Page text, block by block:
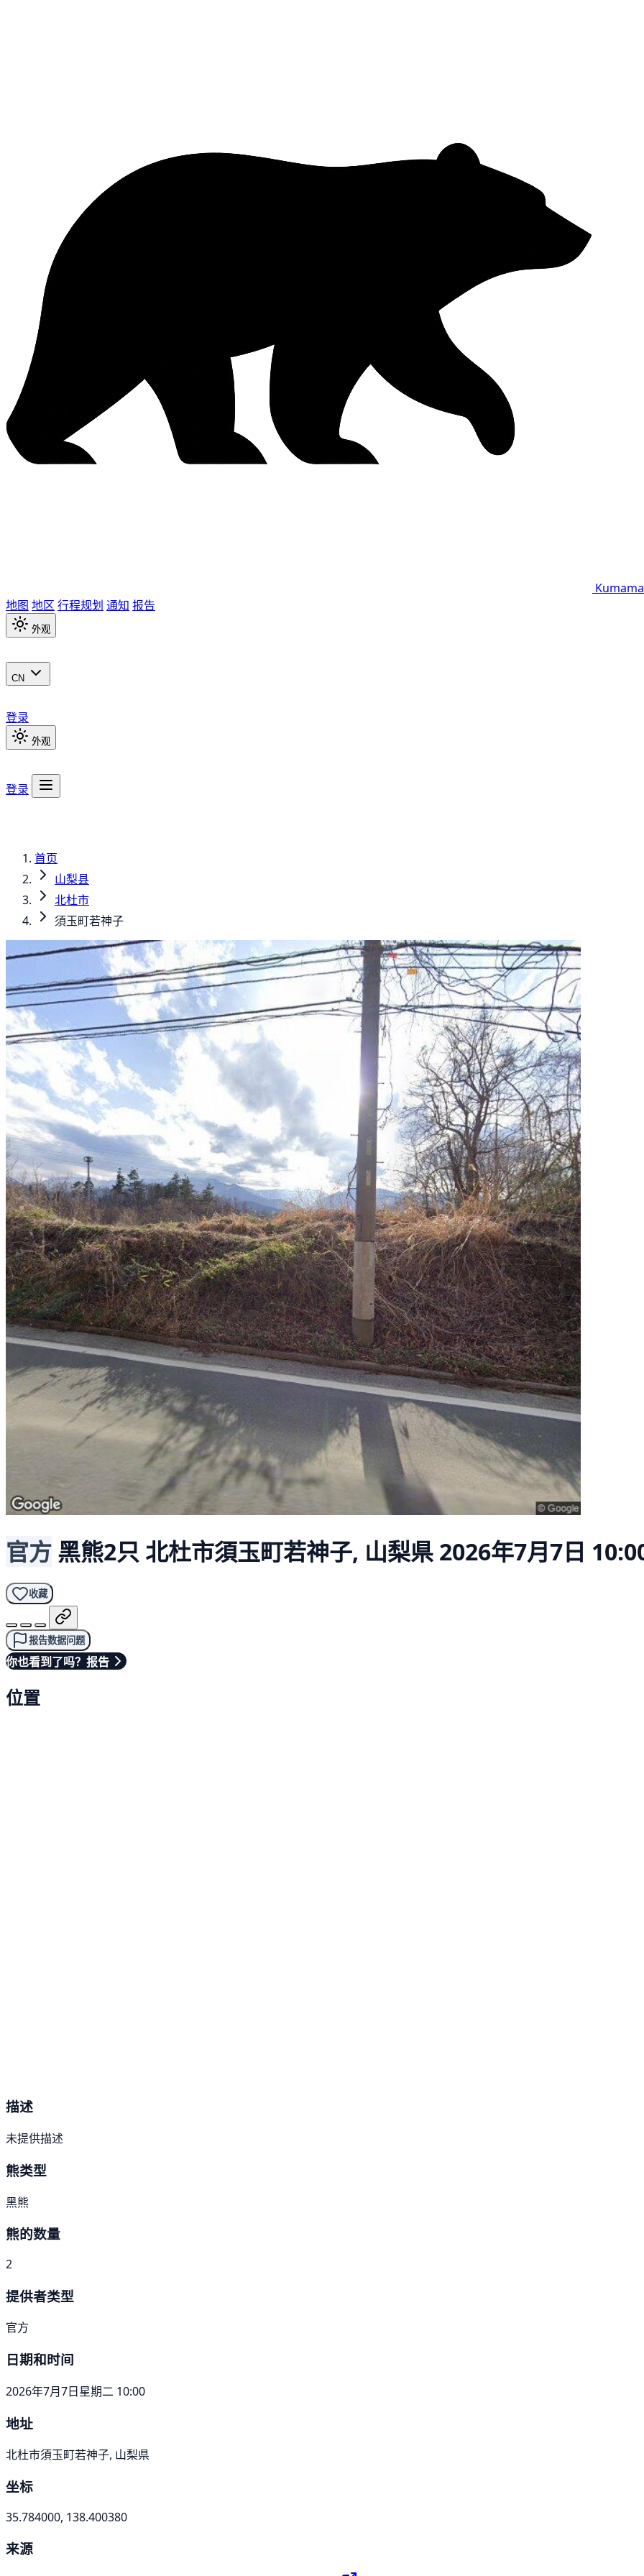
地图 地区 行程规划 通知 报告
外观
CN
登录
外观
登录
首页
山梨县
北杜市
須玉町若神子
官方 黑熊2只 北杜市須玉町若神子, 山梨県 2026年7月7日
收藏
报告数据问题
你也看到了吗？报告
位置
描述
未提供描述
熊类型
黑熊
熊的数量
2
提供者类型
官方
日期和时间
2026年7月7日星期二 10:00
地址
北杜市須玉町若神子, 山梨県
坐标
35.784000, 138.400380
来源